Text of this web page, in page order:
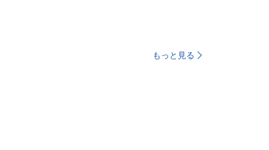
もっと見る